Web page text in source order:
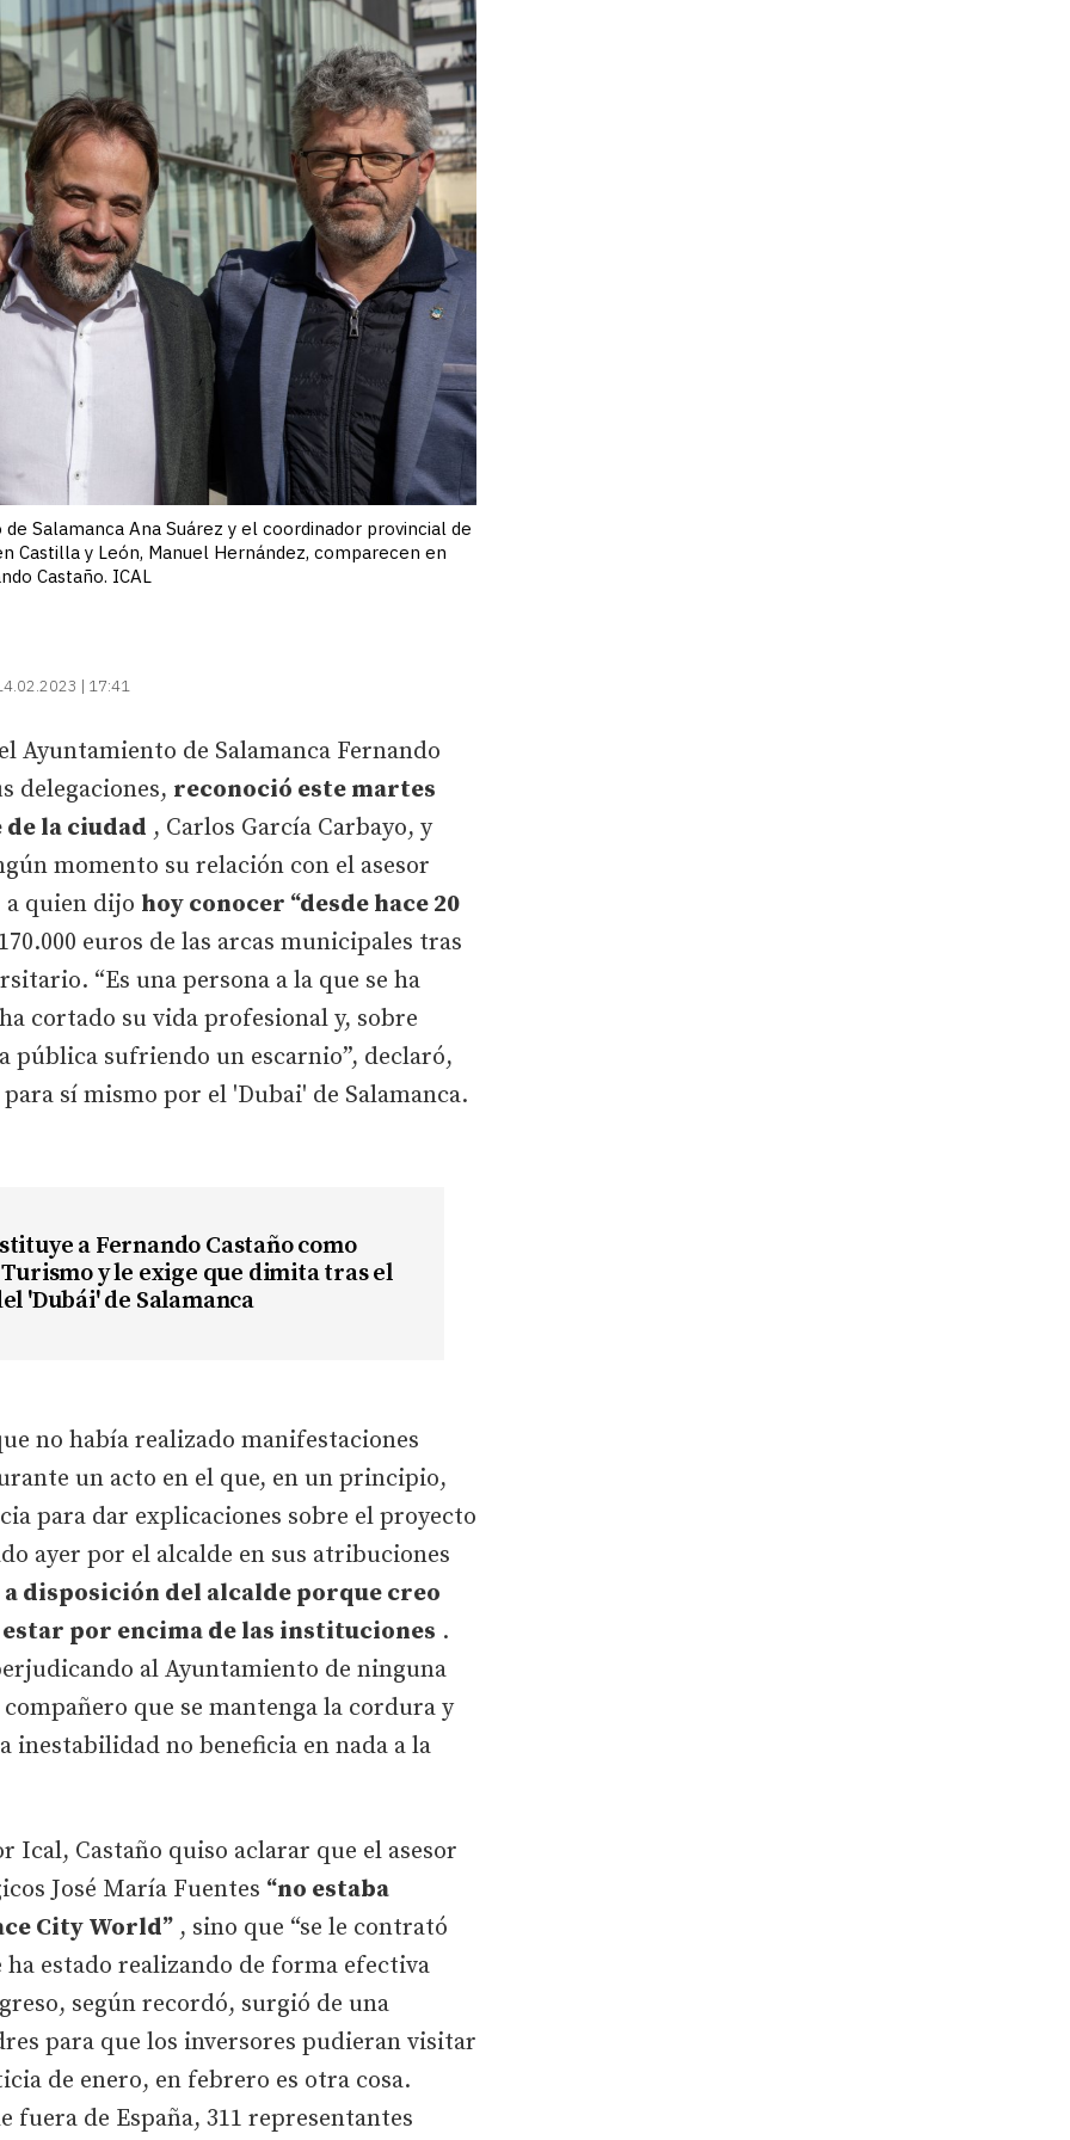
Salamanca Ana Suárez y el coordinador provincial de
Castilla y León, Manuel Hernández, comparecen en
Castaño. ICAL
| 17:41
Ayuntamiento de Salamanca Fernando
delegaciones, reconoció este martes
la ciudad , Carlos García Carbayo, y
momento su relación con el asesor
a quien dijo hoy conocer “desde hace 20
euros de las arcas municipales tras
“Es una persona a la que se ha
cortado su vida profesional y, sobre
pública sufriendo un escarnio”, declaró,
sí mismo por el 'Dubai' de Salamanca.
a Fernando Castaño como
y le exige que dimita tras el
'Dubái' de Salamanca
no había realizado manifestaciones
un acto en el que, en un principio,
para dar explicaciones sobre el proyecto
ayer por el alcalde en sus atribuciones
a disposición del alcalde porque creo
por encima de las instituciones .
al Ayuntamiento de ninguna
que se mantenga la cordura y
inestabilidad no beneficia en nada a la
Ical, Castaño quiso aclarar que el asesor
José María Fuentes “no estaba
City World” , sino que “se le contrató
estado realizando de forma efectiva
según recordó, surgió de una
para que los inversores pudieran visitar
de enero, en febrero es otra cosa.
fuera de España, 311 representantes